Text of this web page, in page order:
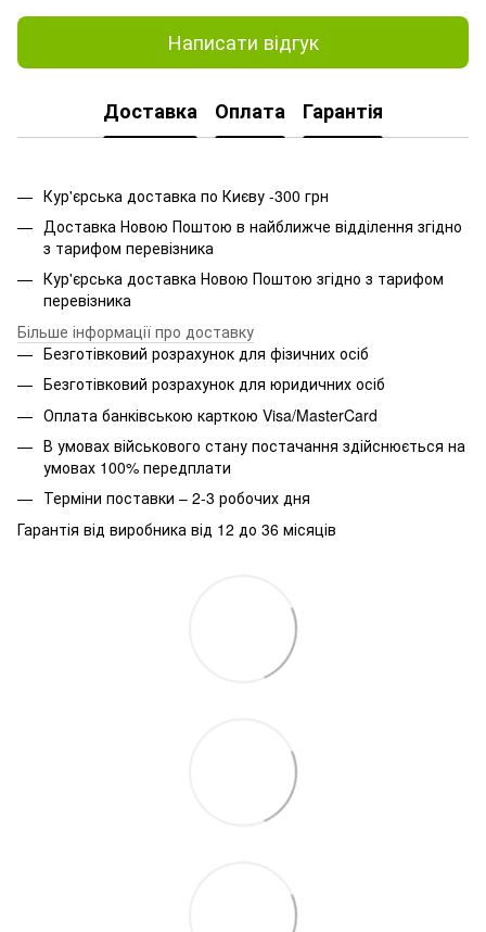
Написати відгук
Доставка Оплата Гарантія
Кур'єрська доставка по Києву -300 грн
Доставка Новою Поштою в найближче відділення згідно
з тарифом перевізника
Кур'єрська доставка Новою Поштою згідно з тарифом
перевізника
Більше інформації про доставку
Безготівковий розрахунок для фізичних осіб
Безготівковий розрахунок для юридичних осіб
Оплата банківською карткою Visa/MasterCard
В умовах військового стану постачання здійснюється на
умовах 100% передплати
Терміни поставки – 2-3 робочих дня
Гарантія від виробника від 12 до 36 місяців